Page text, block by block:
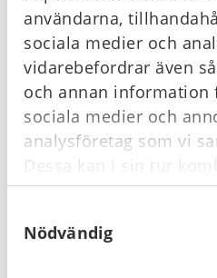
användarna,
sociala medier och
vidarebefordrar även
och annan
sociala medier och
analysföretag som vi
Dessa kan i sin tur
informationen med
samlat in när du har
Nödvändig
I lager
Housegard